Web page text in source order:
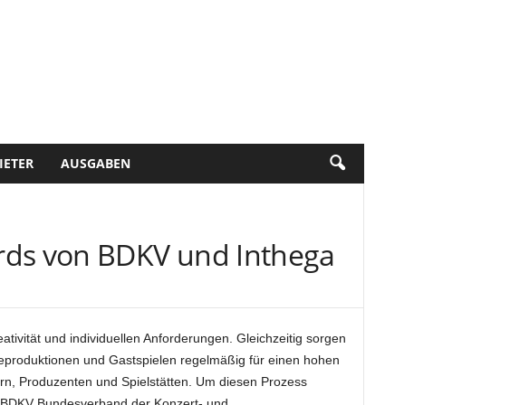
AUSGABEN
von BDKV und Inthega
und individuellen Anforderungen. Gleichzeitig sorgen
und Gastspielen regelmäßig für einen hohen
Produzenten und Spielstätten. Um diesen Prozess